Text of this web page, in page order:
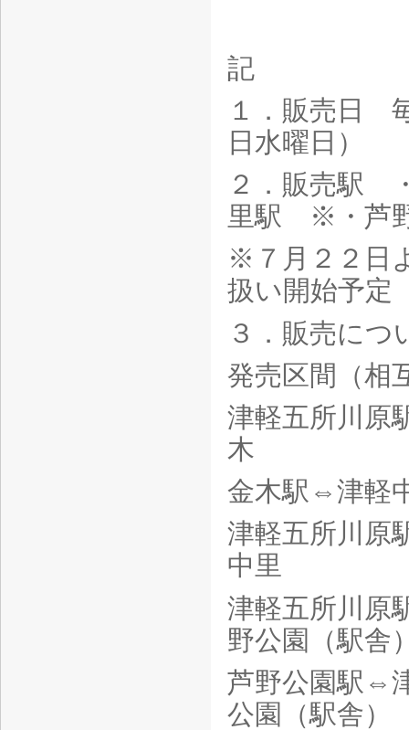
記
１．販売日
日水曜日）
２．販売駅
里駅 ※・芦
※７月２２日
扱い開始予定
３．販売につ
発売区間（
津軽五所
木
金木駅⇔
津軽五所川
中里
津軽五所川
野公園（駅舎
芦野公園
公園（駅舎）